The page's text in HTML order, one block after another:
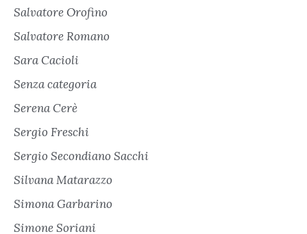
Salvatore Orofino
Salvatore Romano
Sara Cacioli
Senza categoria
Serena Cerè
Sergio Freschi
Sergio Secondiano Sacchi
Silvana Matarazzo
Simona Garbarino
Simone Soriani